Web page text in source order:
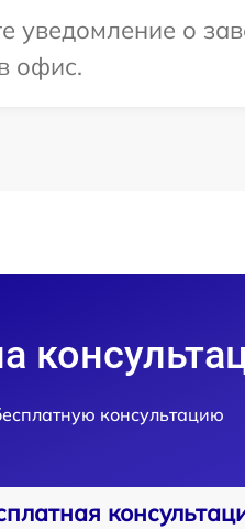
уведомление о
офис.
консультацию